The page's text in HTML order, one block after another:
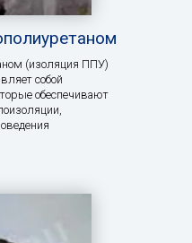
(изоляция ППУ)
собой
обеспечивают